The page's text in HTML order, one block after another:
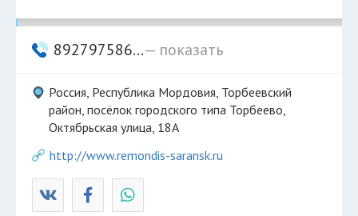
892797586...— показать
Россия, Республика Мордовия, Торбеевский
район, посёлок городского типа Торбеево,
Октябрьская улица, 18А
http://www.remondis-saransk.ru